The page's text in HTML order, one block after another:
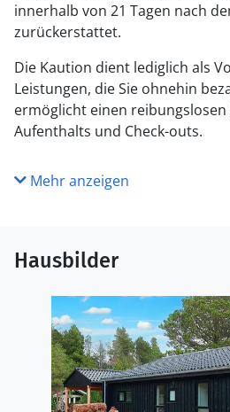
innerhalb von 21 Tagen nach
zurückerstattet.
Die Kaution dient lediglich als
Leistungen, die Sie ohnehin
ermöglicht einen reibungslosen
Aufenthalts und Check-outs.
Mehr anzeigen
Hausbilder